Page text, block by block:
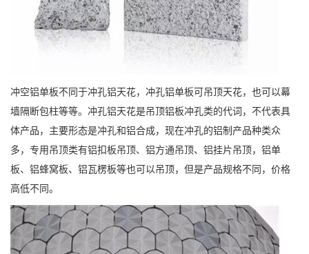
冲空铝单板不同于冲孔铝天花，冲孔铝单板可吊顶天花，也可以幕
墙隔断包柱等等。冲孔铝天花是吊顶铝板冲孔类的代词，不代表具
体产品，主要形态是冲孔和铝合成，现在冲孔的铝制产品种类众
多，专用吊顶类有铝扣板吊顶、铝方通吊顶、铝挂片吊顶，铝单
板、铝蜂窝板、铝瓦楞板等也可以吊顶，但是产品规格不同，价格
高低不同。